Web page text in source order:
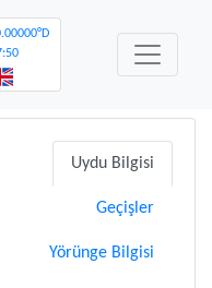
Uydu Bilgisi
Geçişler
Yörünge Bilgisi